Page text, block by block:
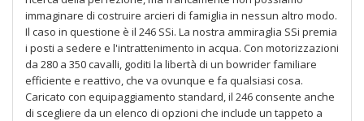
immaginare di costruire arcieri di famiglia in nessun altro modo.
Il caso in questione è il 246 SSi. La nostra ammiraglia SSi premia
i posti a sedere e l'intrattenimento in acqua. Con motorizzazioni
da 280 a 350 cavalli, goditi la libertà di un bowrider familiare
efficiente e reattivo, che va ovunque e fa qualsiasi cosa.
Caricato con equipaggiamento standard, il 246 consente anche
di scegliere da un elenco di opzioni che include un tappeto a